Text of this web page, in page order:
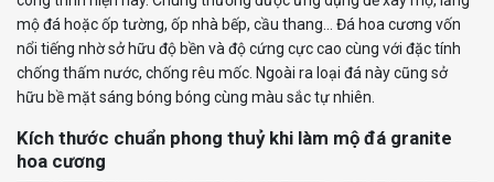
mộ đá hoặc ốp tường, ốp nhà bếp, cầu thang… Đá hoa cương vốn
nổi tiếng nhờ sở hữu độ bền và độ cứng cực cao cùng với đặc tính
chống thấm nước, chống rêu mốc. Ngoài ra loại đá này cũng sở
hữu bề mặt sáng bóng bóng cùng màu sắc tự nhiên.
Kích thước chuẩn phong thuỷ khi làm mộ đá granite
hoa cương